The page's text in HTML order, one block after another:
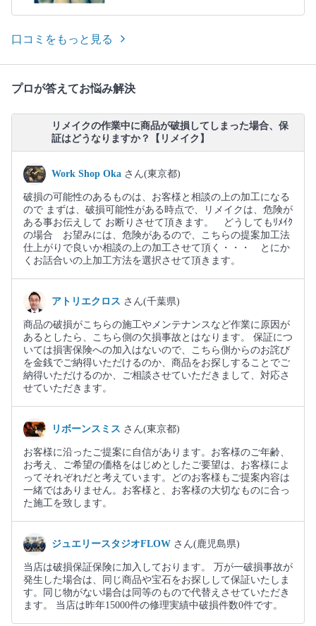
口コミをもっと見る
プロが答えてお悩み解決
リメイクの作業中に商品が破損してしまった場合、保
証はどうなりますか？【リメイク】
Work Shop Oka さん(東京都)
破損の可能性のあるものは、お客様と相談の上の加工になる
ので まずは、破損可能性がある時点で、リメイクは、危険が
ある事お伝えして お断りさせて頂きます。 どうしてもﾘﾒｲｸ
の場合 お望みには、危険があるので、こちらの提案加工法
仕上がりで良いか相談の上の加工させて頂く・・・ とにか
くお話合いの上加工方法を選択させて頂きます。
アトリエクロス さん(千葉県)
商品の破損がこちらの施工やメンテナンスなど作業に原因が
あるとしたら、こちら側の欠損事故とはなります。 保証につ
いては損害保険への加入はないので、こちら側からのお詫び
を金銭でご納得いただけるのか、商品をお探しすることでご
納得いただけるのか、ご相談させていただきまして、対応さ
せていただきます。
リボーンスミス さん(東京都)
お客様に沿ったご提案に自信があります。お客様のご年齢、
お考え、ご希望の価格をはじめとしたご要望は、お客様によ
ってそれぞれだと考えています。どのお客様もご提案内容は
一緒ではありません。お客様と、お客様の大切なものに合っ
た施工を致します。
ジュエリースタジオFLOW さん(鹿児島県)
当店は破損保証保険に加入しております。 万が一破損事故が
発生した場合は、同じ商品や宝石をお探しして保証いたしま
す。同じ物がない場合は同等のもので代替えさせていただき
ます。 当店は昨年15000件の修理実績中破損件数0件です。